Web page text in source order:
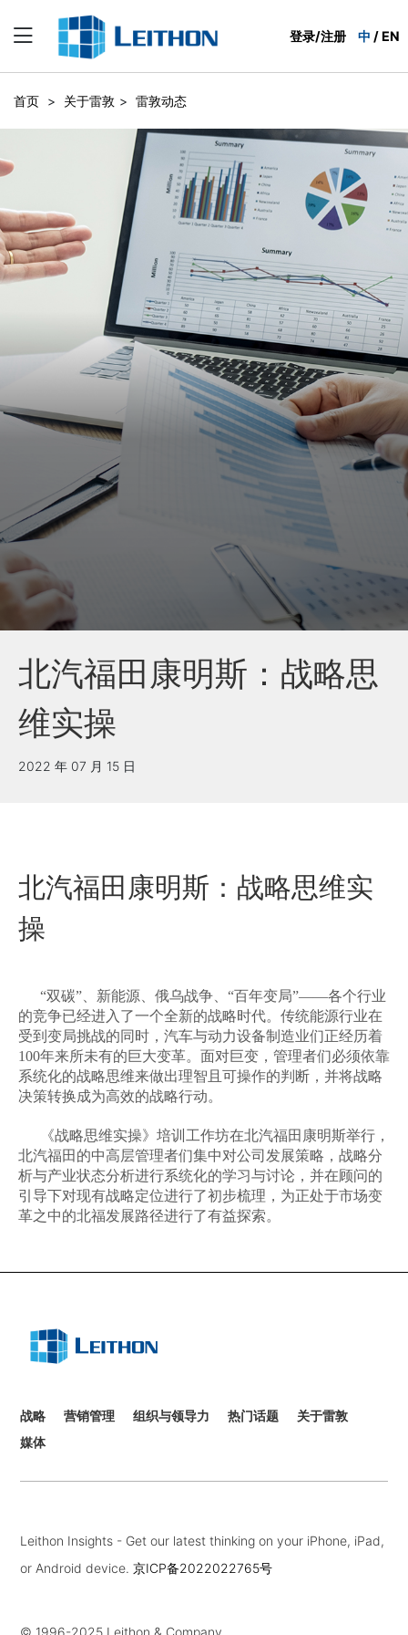
登录/注册 中 / EN
首页 > 关于雷敦 > 雷敦动态
北汽福田康明斯：战略思
维实操
2022 年 07 月 15 日
北汽福田康明斯：战略思维实
操
“双碳” 、新能源、俄乌战争、 “百年变局”——各个行业
的竞争已经进入了一个全新的战略时代。传统能源行业在
受到变局挑战的同时，汽车与动力设备制造业们正经历着
100年来所未有的巨大变革。面对巨变，管理者们必须依靠
系统化的战略思维来做出理智且可操作的判断，并将战略
决策转换成为高效的战略行动。
《战略思维实操》培训工作坊在北汽福田康明斯举行，
北汽福田的中高层管理者们集中对公司发展策略，战略分
析与产业状态分析进行系统化的学习与讨论，并在顾问的
引导下对现有战略定位进行了初步梳理，为正处于市场变
革之中的北福发展路径进行了有益探索。
战略 营销管理 组织与领导力 热门话题
关于雷敦
媒体
Leithon Insights - Get our latest thinking on your iPhone, iPad,
or Android device.京ICP备2022022765号
© 1996-2025 Leithon & Company